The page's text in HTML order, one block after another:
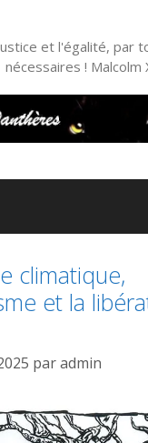
et l'égalité, par
nécessaires ! Malcolm
climatique,
et la
paradmin